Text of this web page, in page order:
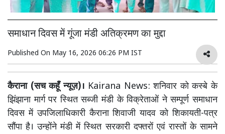
समाधान दिवस में गूंजा मंडी अतिक्रमण का मुद्दा
Published On May 16, 2026 06:26 PM IST
कैराना (सच कहूँ न्यूज़)। Kairana News: शनिवार को कस्बे के
झिंझाना मार्ग पर स्थित सब्जी मंडी के विक्रेताओं ने सम्पूर्ण समाधान
दिवस में उपजिलाधिकारी कैराना शिवाजी यादव को शिकायती-पत्र
सौंपा है। उन्होंने मंडी में स्थित सरकारी दफ्तरों एवं रास्तों के सामने